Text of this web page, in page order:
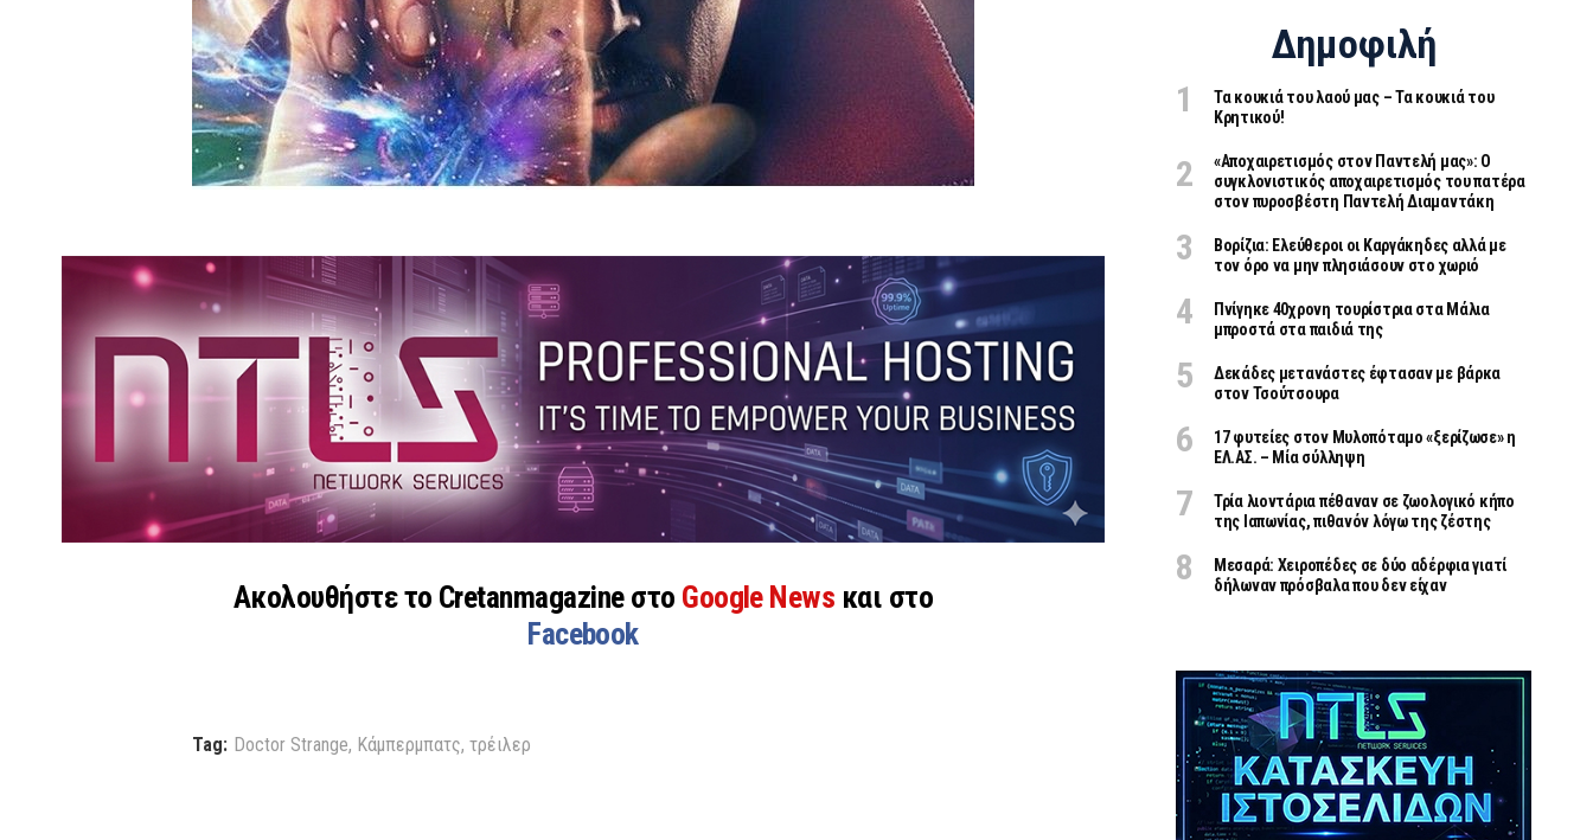
Ακολουθήστε το Cretanmagazine στο Google News και στο
Facebook
Tag: Doctor Strange, Κάμπερμπατς, τρέιλερ
Δημοφιλή
Τα κουκιά του λαού μας – Τα κουκιά του
Κρητικού!
«Aποχαιρετισμός στον Παντελή μας»: Ο
συγκλονιστικός αποχαιρετισμός του πατέρα
στον πυροσβέστη Παντελή Διαμαντάκη
Βορίζια: Ελεύθεροι οι Καργάκηδες αλλά με
τον όρο να μην πλησιάσουν στο χωριό
Πνίγηκε 40χρονη τουρίστρια στα Μάλια
μπροστά στα παιδιά της
Δεκάδες μετανάστες έφτασαν με βάρκα
στον Τσούτσουρα
17 φυτείες στον Μυλοπόταμο «ξερίζωσε» η
ΕΛ.ΑΣ. – Μία σύλληψη
Τρία λιοντάρια πέθαναν σε ζωολογικό κήπο
της Ιαπωνίας, πιθανόν λόγω της ζέστης
Μεσαρά: Χειροπέδες σε δύο αδέρφια γιατί
δήλωναν πρόσβαλα που δεν είχαν